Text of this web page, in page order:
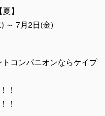
】
～ 7月2日(金)
コンパニオンならケイプ
！
！